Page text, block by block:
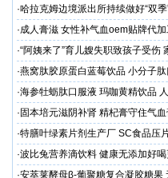
基层治理困局
·哈拉克姆边境派出所持续做好“双
作
·成人膏滋 女性补气血oem贴牌代
·“阿姨来了”育儿嫂失职致孩子受伤
困难
·燕窝肽胶原蛋白蓝莓饮品 小分子
·海参牡蛎肽口服液 玛咖黄精饮品
· 固本培元滋阴补肾 精杞膏守住气
·特膳叶绿素片剂生产厂 SC食品压
·波比兔营养滴饮料 健康无添加好
·安萃莱酵母β-葡聚糖复合凝胶糖果